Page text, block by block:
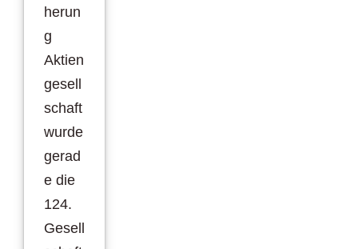
herun
g
Aktien
gesell
schaft
wurde
gerad
e die
124.
Gesell